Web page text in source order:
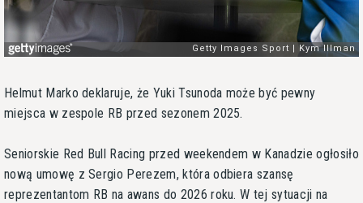
Helmut Marko deklaruje, że Yuki Tsunoda może być pewny
miejsca w zespole RB przed sezonem 2025.
Seniorskie Red Bull Racing przed weekendem w Kanadzie ogłosiło
nową umowę z Sergio Perezem, która odbiera szansę
reprezentantom RB na awans do 2026 roku. W tej sytuacji na